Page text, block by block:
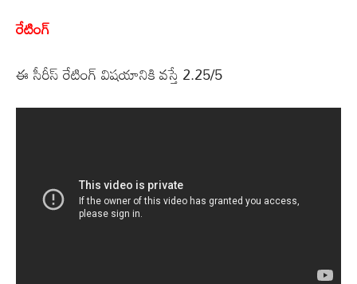
రేటింగ్
ఈ సీరీస్ రేటింగ్ విషయానికి వస్తే 2.25/5